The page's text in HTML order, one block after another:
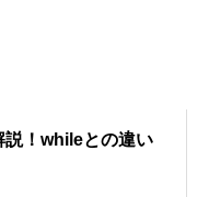
！whileとの違い